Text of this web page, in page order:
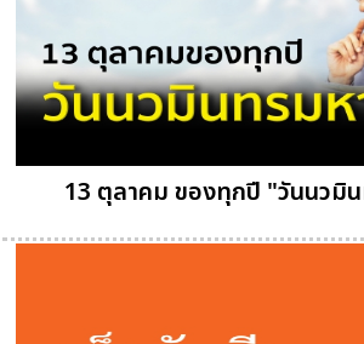
13 ตุลาคม ของทุกปี "วันนวมิ